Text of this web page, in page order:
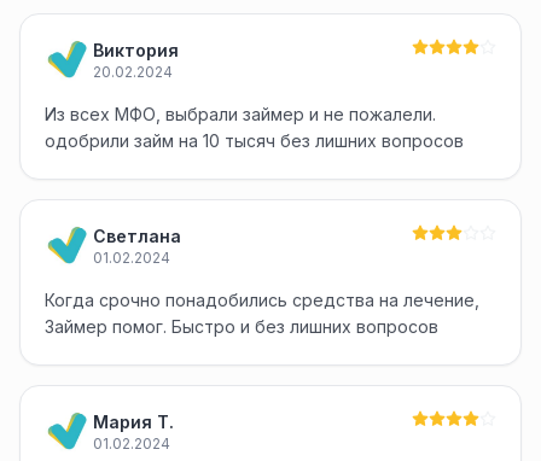
Виктория
20.02.2024
Из всех МФО, выбрали займер и не пожалели.
одобрили займ на 10 тысяч без лишних вопросов
Светлана
01.02.2024
Когда срочно понадобились средства на лечение,
Займер помог. Быстро и без лишних вопросов
Мария Т.
01.02.2024